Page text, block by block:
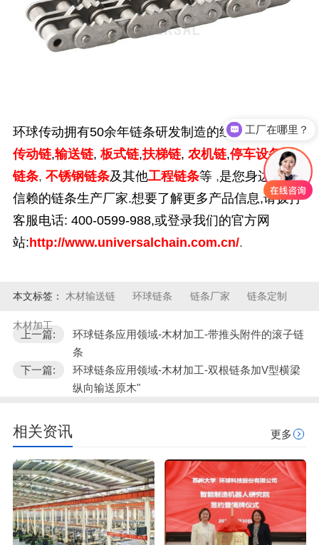
环球传动拥有50余年链条研发制造的经验,为您提供
传动链,输送链, 板式链,扶梯链, 农机链,停车设备用
链条, 不锈钢链条及其他工程链条等 ,是您身边值得
信赖的链条生产厂家.想要了解更多产品信息,请拨打
客服电话: 400-0599-988,或登录我们的官方网
站: http://www.universalchain.com.cn/.
本文标签： 木材输送链 环球链条 链条厂家 链条定制
木材加工
上一篇:
环球链条应用领域-木材加工-带推头附件的滚子链
条
下一篇:
环球链条应用领域-木材加工-双根链条加V型横梁
纵向输送原木"
相关资讯 更多
工厂在哪里？